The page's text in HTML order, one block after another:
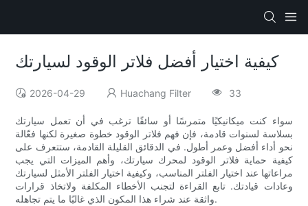
كيفية اختيار أفضل فلاتر الوقود لسيارتك
2026-04-29 Huachang Filter 33
سواء كنت ميكانيكيًا متمرسًا أو سائقًا ترغب في أن تعمل سيارتك
بسلاسة لسنوات قادمة، فإن فهم فلاتر الوقود خطوة صغيرة لكنها فعّالة
نحو أداء أفضل وعمر أطول. في الدقائق القليلة القادمة، ستتعرف على
كيفية حماية فلاتر الوقود لمحرك سيارتك، وأهم الميزات التي يجب
مراعاتها عند اختيار الفلتر المناسب، وكيفية اختيار الفلتر الأمثل لسيارتك
وعادات قيادتك. تابع القراءة لتجنب الأخطاء المكلفة ولاتخاذ قرارات
واثقة عند شراء هذا المكون الذي غالبًا ما يتم تجاهله.